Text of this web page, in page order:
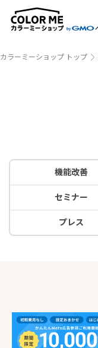
カラーミーショップ トップ
機能改善
セミナー
プレス